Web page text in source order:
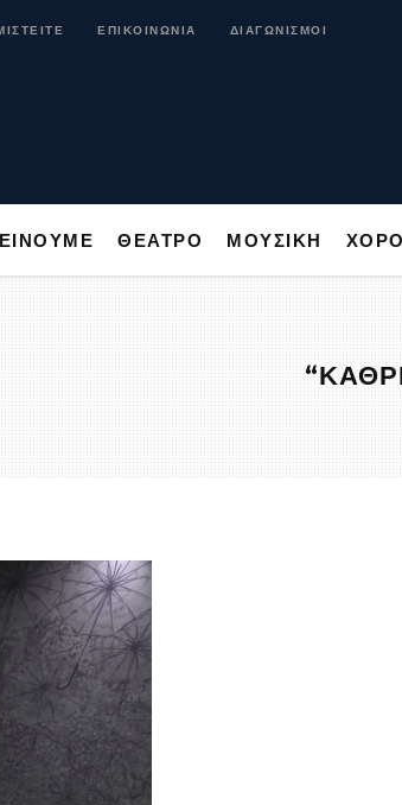
ΕΠΙΚΟΙΝΩΝΙΑ ΔΙΑΓΩΝΙΣΜΟΙ
ΘΕΑΤΡΟ ΜΟΥΣΙΚΗ
ΘΕΑΤΡΟ ΜΟΥΣΙΚΗ